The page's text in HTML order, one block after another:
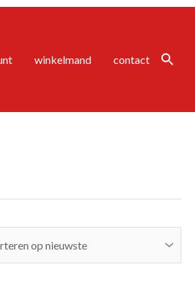
winkelmand contact